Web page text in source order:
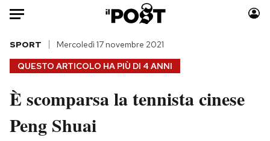
Auto
HOME
Italia
Politica
Moda
QUESTO ARTICOLO HA PIÙ DI 4 ANNI
SPORT Mercoledì 17 novembre 2021
È scomparsa la tennista cinese
Peng Shuai